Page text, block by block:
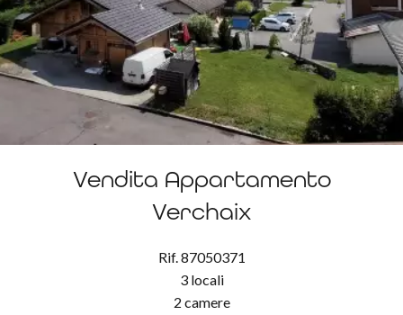
Vendita Appartamento
Verchaix
Rif. 87050371
3 locali
2 camere